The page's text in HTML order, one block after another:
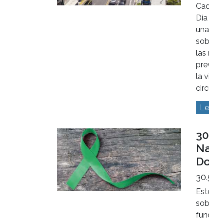
de
de
las
la